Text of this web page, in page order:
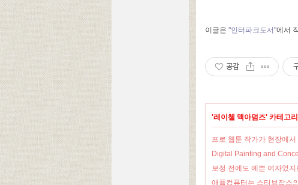
이글은 "인터파크도서"에서
공감
'레이첼 맥아덤즈' 카테고
프로 웹툰 작가가 현장에
Digital Painting and
보정 전에도 예쁜 여자였
애플컴퓨터는 스티브잡스